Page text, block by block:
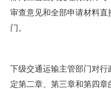
审查意见和全部申请材料
门。
下级交通运输主管部门对
定第二章、第三章和第四章